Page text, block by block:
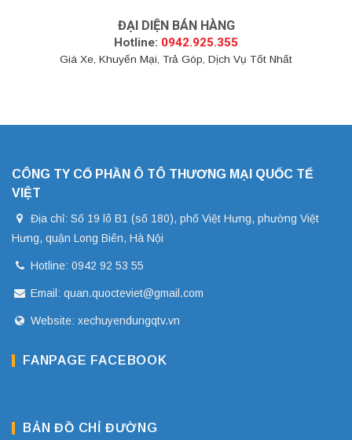
ĐẠI DIỆN BÁN HÀNG
Hotline: 0942.925.355
Giá Xe, Khuyến Mại, Trả Góp, Dịch Vụ Tốt Nhất
CÔNG TY CỔ PHẦN Ô TÔ THƯƠNG MẠI QUỐC TẾ
VIỆT
Địa chỉ: Số 19 lô B1 (số 180), phố Việt Hưng, phường Việt
Hưng, quận Long Biên, Hà Nội
Hotline: 0942 92 53 55
Email: quan.quocteviet@gmail.com
Website: xechuyendungqtv.vn
FANPAGE FACEBOOK
BẢN ĐỒ CHỈ ĐƯỜNG